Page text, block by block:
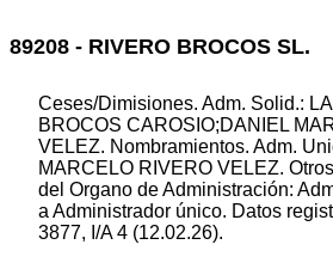
89208 - RIVERO BROCOS SL.
Ceses/Dimisiones. Adm. Solid.:
BROCOS CAROSIO;DANIEL
VELEZ. Nombramientos. Adm.
MARCELO RIVERO VELEZ.
del Organo de Administración:
a Administrador único. Datos
3877, I/A 4 (12.02.26).